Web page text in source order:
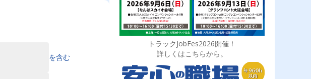
を含む
トラックJobFes2026開催！
詳しくはこちらから。